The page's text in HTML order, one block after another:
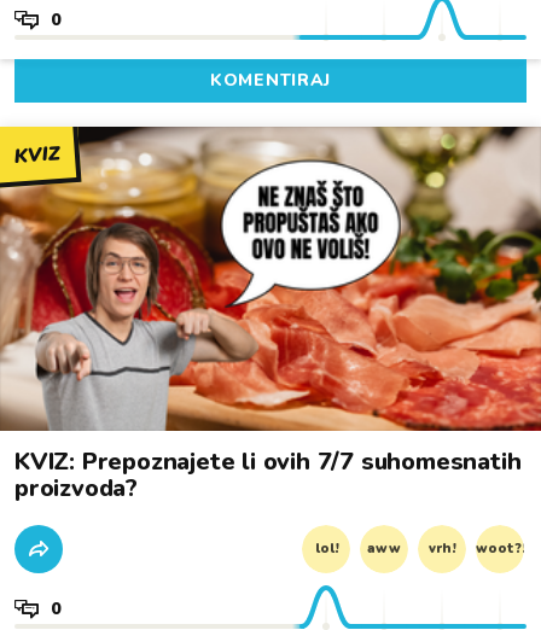
0
KOMENTIRAJ
KVIZ
KVIZ: Prepoznajete li ovih 7/7 suhomesnatih
proizvoda?
lol! aww vrh! woot?!
0